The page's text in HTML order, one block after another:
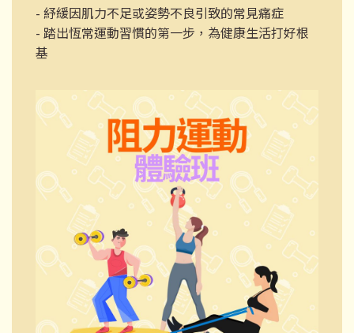
- 紓緩因肌力不足或姿勢不良引致的常見痛症
- 踏出恆常運動習慣的第一步，為健康生活打好根
基